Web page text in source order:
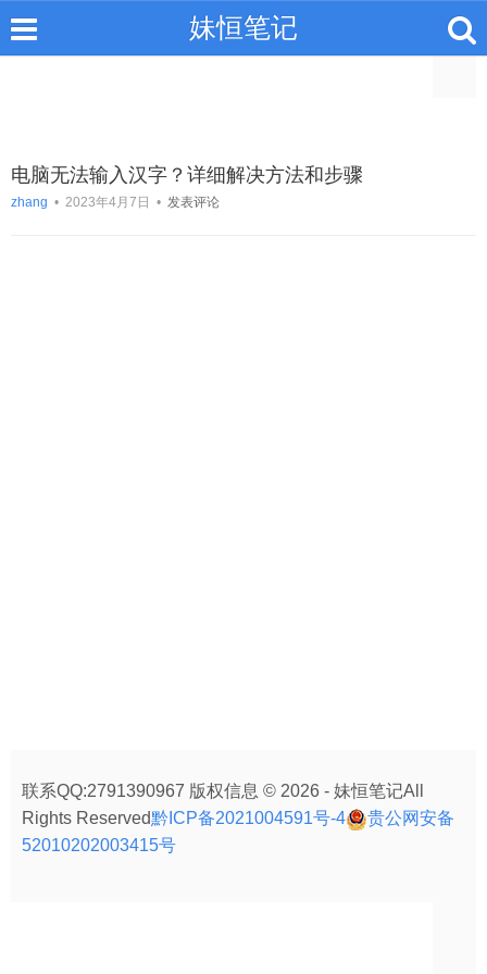
妹恒笔记
电脑无法输入汉字？详细解决方法和步骤
zhang • 2023年4月7日 • 发表评论
联系QQ:2791390967 版权信息 © 2026 - 妹恒笔记All
Rights Reserved黔ICP备2021004591号-4
贵公网安备
52010202003415号